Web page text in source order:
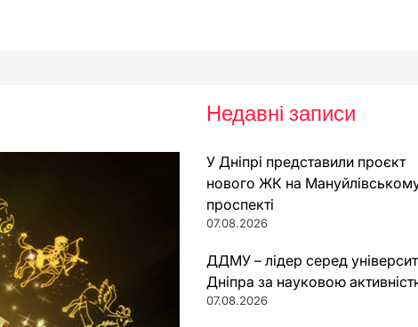
Недавні записи
У Дніпрі представили проєкт
нового ЖК на
проспекті
07.08.2026
ДДМУ – лідер серед
Дніпра за науковою
07.08.2026